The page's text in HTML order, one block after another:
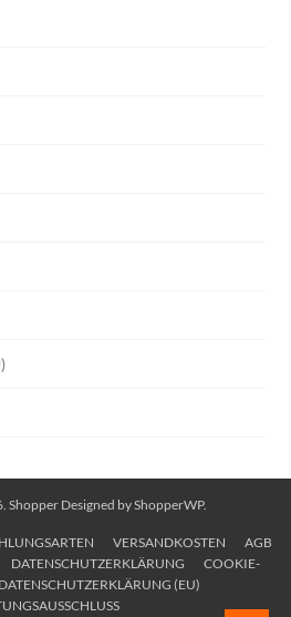
ShopperDesigned byShopperWP.
VERSANDKOSTEN
AGB
DATENSCHUTZERKLÄRUNG
COOKIE-
DATENSCHUTZERKLÄRUNG (EU)